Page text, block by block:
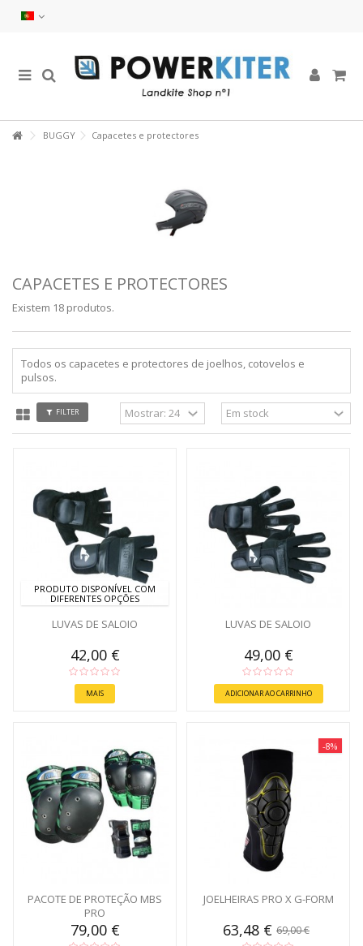
BUGGY Capacetes e protectores
CAPACETES E PROTECTORES
Existem 18 produtos.
Todos os capacetes e protectores de joelhos, cotovelos e
pulsos.
FILTER
PRODUTO DISPONÍVEL COM
DIFERENTES OPÇÕES
LUVAS DE SALOIO
42,00 €
MAIS
LUVAS DE SALOIO
49,00 €
ADICIONAR AO CARRINHO
PACOTE DE PROTEÇÃO MBS
PRO
79,00 €
-8%
JOELHEIRAS PRO X G-FORM
63,48 € 69,00 €